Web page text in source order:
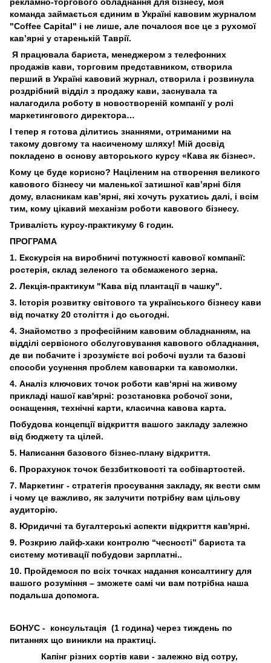
команда займається єдиним в Україні кавовим журналом
"Coffee Capital" і не лише, але почалося все це з рухомої
кав’ярні у старенькій Таврії.
Я працювала бариста, менеджером з телефонних
продажів кави, торговим представником, створила
перший в Україні кавовий журнал, створила і розвинула
роздрібний відділ з продажу кави, заснувала та
налагодила роботу в новоствореній компанії у ролі
маркетингового директора…
І тепер я готова ділитись знаннями, отриманими на
такому довгому та насиченому шляху! Мій досвід
покладено в основу авторського курсу «Кава як бізнес».
Кому це буде корисно? Націленим на створення великого
кавового бізнесу чи маленької затишної кав’ярні біля
дому, власникам кав’ярні, які хочуть рухатись далі, і всім
тим, кому цікавий механізм роботи кавового бізнесу.
Тривалість курсу-практикуму 6 годин.
ПРОГРАМА
1. Екскурсія на виробничі потужності кавової компанії:
ростерія, склад зеленого та обсмаженого зерна.
2. Лекція-практикум "Кава від плантації в чашку".
3. Історія розвитку світового та українського бізнесу кави
від початку 20 століття і до сьогодні.
4. Знайомство з професійним кавовим обладнанням, на
відділі сервісного обслуговування кавового обладнання,
де ви побачите і зрозумієте всі робочі вузли та базові
способи усунення проблем кавоварки та кавомолки.
4. Аналіз ключових точок роботи кав‘ярні на живому
прикладі нашої кав'ярні: розстановка робочої зони,
оснащення, технічні карти, класична кавова карта.
Побудова концепції відкриття вашого закладу залежно
від бюджету та цілей.
5. Написання базового бізнес-плану відкриття.
6. Прорахунок точок беззбитковості та собівартостей.
7. Маркетинг - стратегія просування закладу, як вести смм
і чому це важливо, як залучити потрібну вам цільову
аудиторію.
8. Юридичні та бугалтерські аспекти відкриття кав'ярні.
9. Розкрию лайф-хаки контролю “чесності” бариста та
систему мотивації побудови зарплатні..
10. Пройдемося по всіх точках надання консалтингу для
вашого розуміння – зможете самі чи вам потрібна наша
подальша допомога.
БОНУС - консультація (1 година) через тиждень по
питаннях що виникли на практиці.
Капінг різних сортів кави - залежно від сотру,